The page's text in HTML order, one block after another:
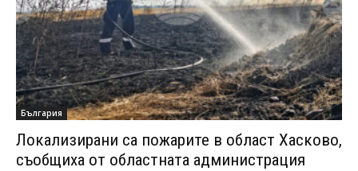
България
Локализирани са пожарите в област Хасково,
съобщиха от областната администрация